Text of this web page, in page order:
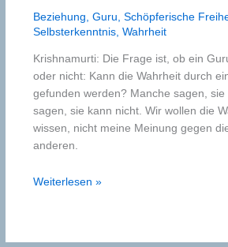
Beziehung, Guru, Schöpferische
Selbsterkenntnis, Wahrheit
Krishnamurti: Die Frage ist, ob ein
oder nicht: Kann die Wahrheit durch
gefunden werden? Manche sagen,
sagen, sie kann nicht. Wir wollen die
wissen, nicht meine Meinung gegen
anderen.
Guru
Weiterlesen »